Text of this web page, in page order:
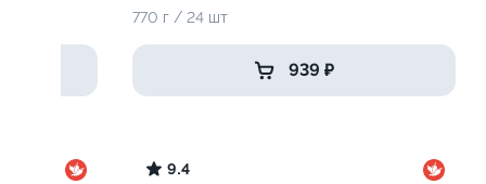
770 г / 24 шт
939 ₽
9.4